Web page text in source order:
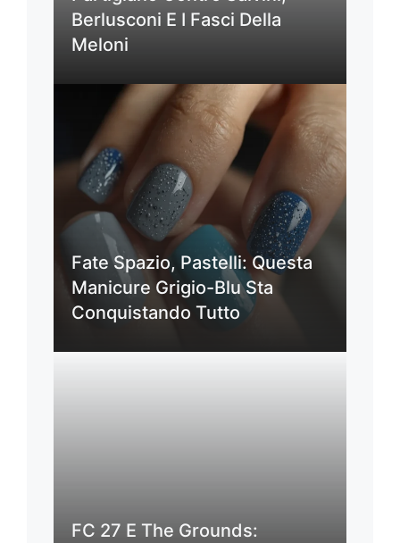
Berlusconi E I Fasci Della
Meloni
Fate Spazio, Pastelli: Questa
Manicure Grigio-Blu Sta
Conquistando Tutto
FC 27 E The Grounds: